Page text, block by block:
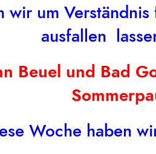
wir um
ausfallen
Beuel und Bad
Woche haben